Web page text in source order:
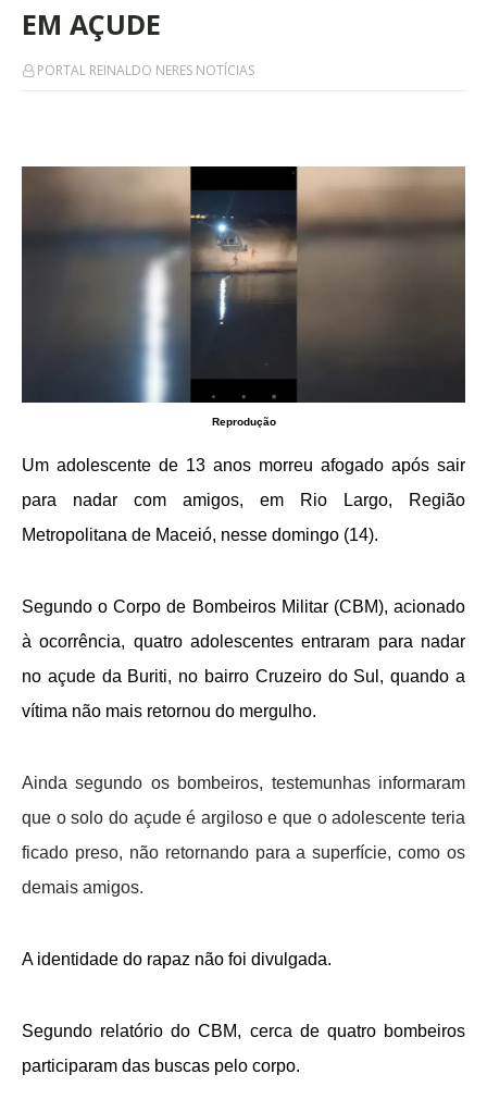
EM AÇUDE
PORTAL REINALDO NERES NOTÍCIAS
Reprodução
Um adolescente de 13 anos morreu afogado após sair
para nadar com amigos, em Rio Largo, Região
Metropolitana de Maceió, nesse domingo (14).
Segundo o Corpo de Bombeiros Militar (CBM), acionado
à ocorrência, quatro adolescentes entraram para nadar
no açude da Buriti, no bairro Cruzeiro do Sul, quando a
vítima não mais retornou do mergulho.
Ainda segundo os bombeiros, testemunhas informaram
que o solo do açude é argiloso e que o adolescente teria
ficado preso, não retornando para a superfície, como os
demais amigos.
A identidade do rapaz não foi divulgada.
Segundo relatório do CBM, cerca de quatro bombeiros
participaram das buscas pelo corpo.